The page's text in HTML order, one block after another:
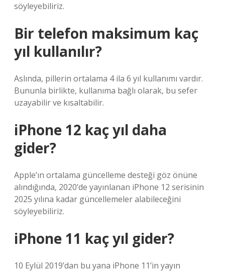
söyleyebiliriz.
Bir telefon maksimum kaç
yıl kullanılır?
Aslında, pillerin ortalama 4 ila 6 yıl kullanımı vardır.
Bununla birlikte, kullanıma bağlı olarak, bu sefer
uzayabilir ve kısaltabilir.
iPhone 12 kaç yıl daha
gider?
Apple’ın ortalama güncelleme desteği göz önüne
alındığında, 2020’de yayınlanan iPhone 12 serisinin
2025 yılına kadar güncellemeler alabileceğini
söyleyebiliriz.
iPhone 11 kaç yıl gider?
10 Eylül 2019’dan bu yana iPhone 11’in yayın